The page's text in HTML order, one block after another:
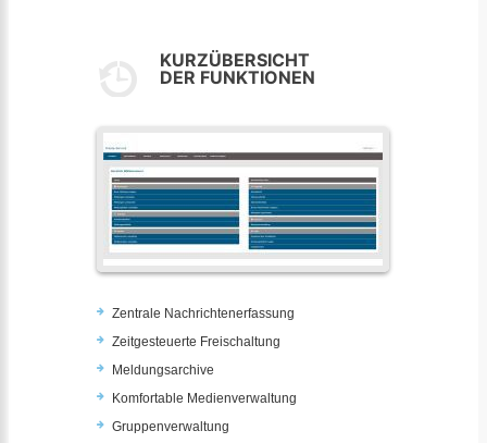
KURZÜBERSICHT
DER FUNKTIONEN
Zentrale Nachrichtenerfassung
Zeitgesteuerte Freischaltung
Meldungsarchive
Komfortable Medienverwaltung
Gruppenverwaltung